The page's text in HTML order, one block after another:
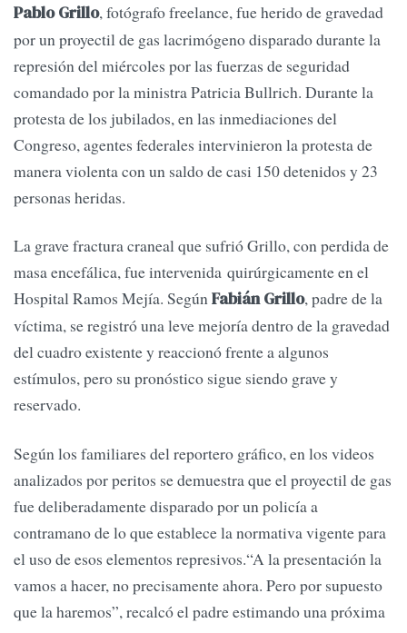
Pablo Grillo, fotógrafo freelance, fue herido de gravedad
por un proyectil de gas lacrimógeno disparado durante la
represión del miércoles por las fuerzas de seguridad
comandado por la ministra Patricia Bullrich. Durante la
protesta de los jubilados, en las inmediaciones del
Congreso, agentes federales intervinieron la protesta de
manera violenta con un saldo de casi 150 detenidos y 23
personas heridas.
La grave fractura craneal que sufrió Grillo, con perdida de
masa encefálica, fue intervenida quirúrgicamente en el
Hospital Ramos Mejía. SegúnFabián Grillo, padre de la
víctima, se registró una leve mejoría dentro de la gravedad
del cuadro existente y reaccionó frente a algunos
estímulos, pero su pronóstico sigue siendo grave y
reservado.
Según los familiares del reportero gráfico, en los videos
analizados por peritos se demuestra que el proyectil de gas
fue deliberadamente disparado por un policía a
contramano de lo que establece la normativa vigente para
el uso de esos elementos represivos.“A la presentación la
vamos a hacer, no precisamente ahora. Pero por supuesto
que la haremos”, recalcó el padre estimando una próxima